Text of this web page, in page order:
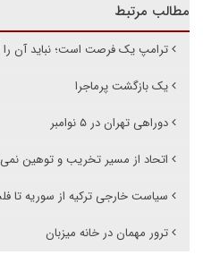
مطالب مرتبط
ترامپ یک فرصت است؛ نباید آن
یک بازگشت پر‌ماجرا
دوراهی تهران در ۵ نوامبر
اتحاد از مسیر تخریب و توهین
سیاست خارجی ترکیه از سوریه تا
ترور مهمان در خانه میزبان